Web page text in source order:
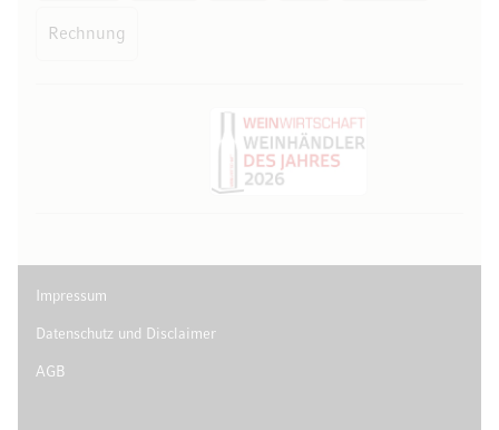
Rechnung
Impressum
Datenschutz und Disclaimer
AGB